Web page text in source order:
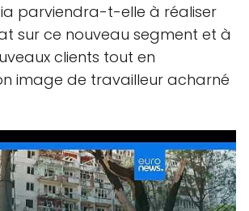
parviendra-t-elle à réaliser
sur ce nouveau segment et à
clients tout en
image de travailleur acharné